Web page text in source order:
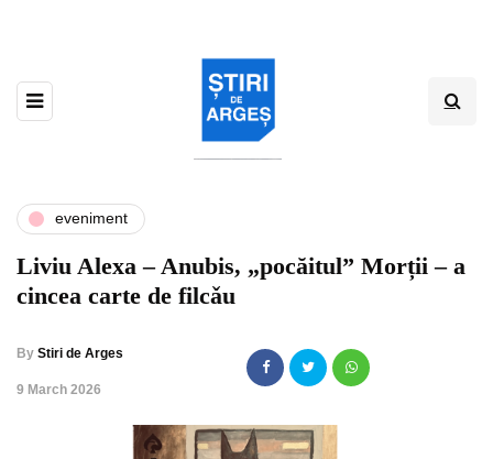
eveniment
Liviu Alexa – Anubis, „pocăitul” Morții – a
cincea carte de filcǎu
By Stiri de Arges
,9 March 2026